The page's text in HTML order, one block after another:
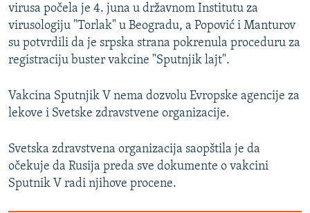
virusa počela je 4. juna u državnom Institutu za
virusologiju "Torlak" u Beogradu, a Popović i Manturov
su potvrdili da je srpska strana pokrenula proceduru za
registraciju buster vakcine "Sputnjik lajt".
Vakcina Sputnjik V nema dozvolu Evropske agencije za
lekove i Svetske zdravstvene organizacije.
Svetska zdravstvena organizacija saopštila je da
očekuje da Rusija preda sve dokumente o vakcini
Sputnik V radi njihove procene.